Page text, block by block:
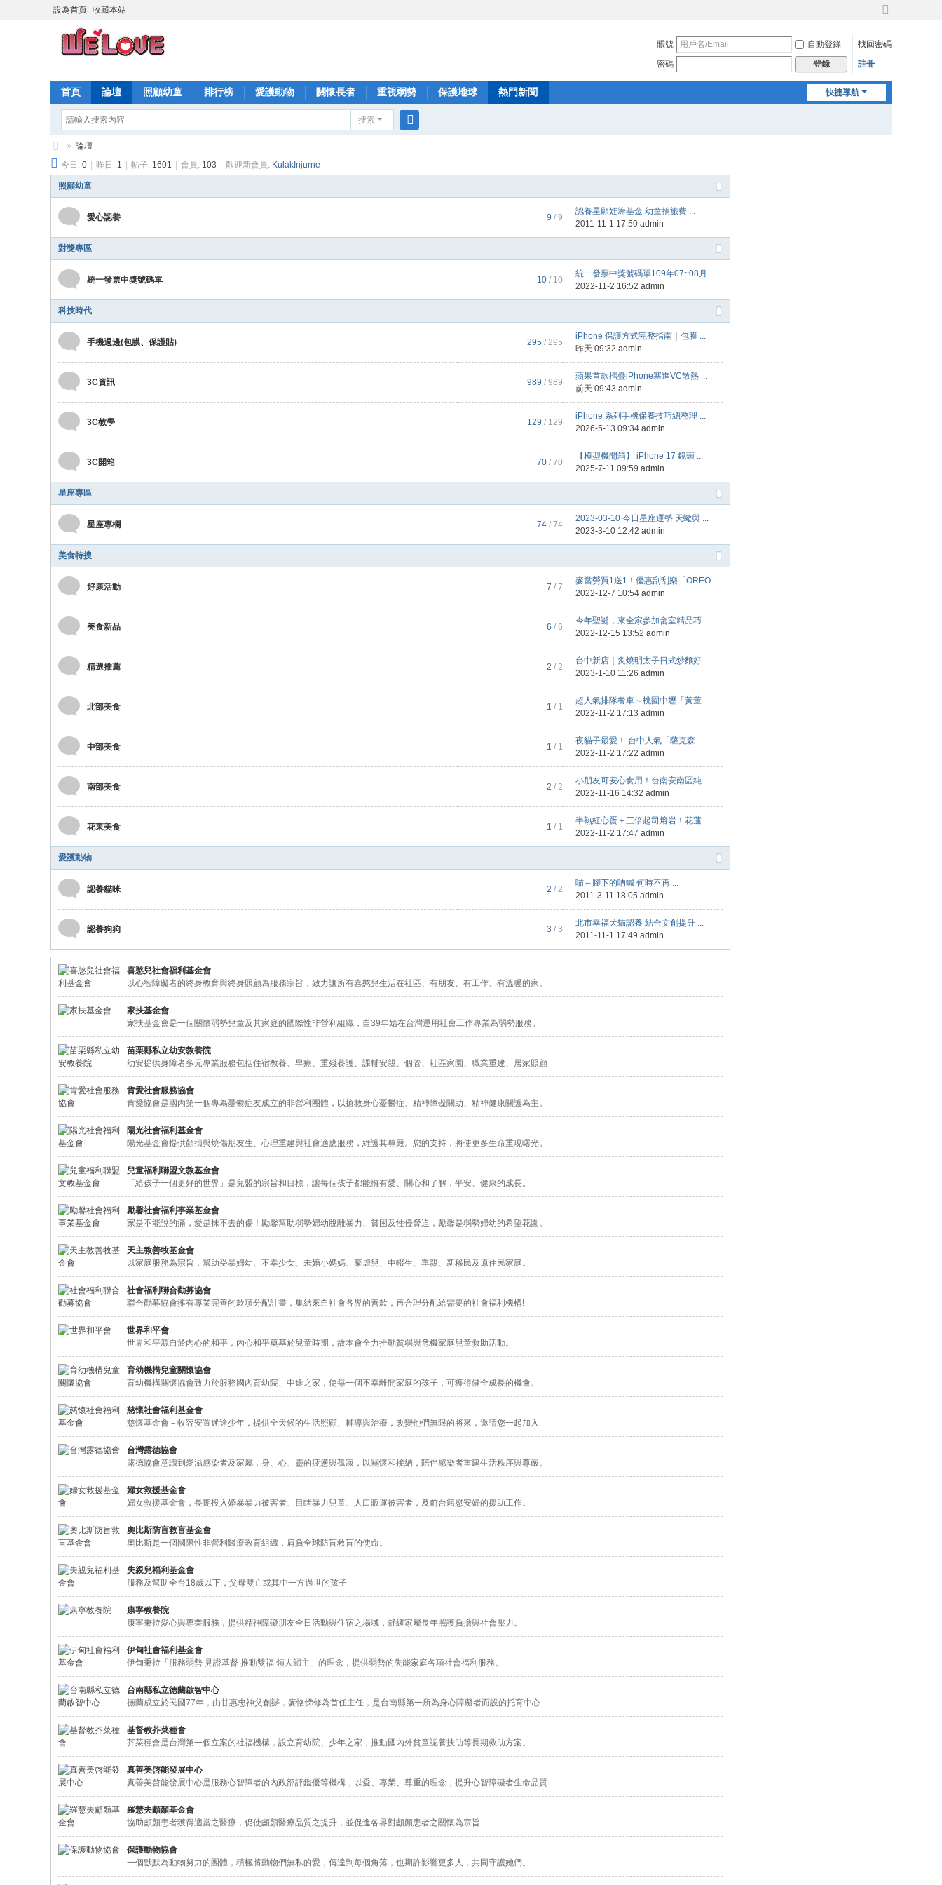
設為首頁 收藏本站
切
到
賬號 自動登錄
找回密碼
密碼
登錄 註冊
快捷導航
首頁 論壇 照顧幼童 排行榜 愛護動物 關懷長者 重視弱勢 保護地球 熱門新聞
搜索
愛
心
快
» 論壇
今日: 0 昨日: 1 帖子: 1601 會員: 103 歡迎新會員: KulakInjurne
照顧幼童
愛心認養 9 / 9
認養星願娃籌基金 幼童捐旅費 ...
2011-11-1 17:50 admin
對獎專區
統一發票中獎號碼單 10 / 10
統一發票中獎號碼單109年07~08月 ...
2022-11-2 16:52 admin
科技時代
手機週邊(包膜、保護貼) 295 / 295
iPhone 保護方式完整指南｜包膜 ...
昨天 09:32 admin
3C資訊 989 / 989
蘋果首款摺疊iPhone塞進VC散熱 ...
前天 09:43 admin
3C教學 129 / 129
iPhone 系列手機保養技巧總整理 ...
2026-5-13 09:34 admin
3C開箱 70 / 70
【模型機開箱】 iPhone 17 鏡頭 ...
2025-7-11 09:59 admin
星座專區
星座專欄 74 / 74
2023-03-10 今日星座運勢 天蠍與 ...
2023-3-10 12:42 admin
美食特搜
好康活動 7 / 7
麥當勞買1送1！優惠刮刮樂「OREO ...
2022-12-7 10:54 admin
美食新品 6 / 6
今年聖誕，來全家參加畬室精品巧 ...
2022-12-15 13:52 admin
精選推薦 2 / 2
台中新店｜炙燒明太子日式炒麵好 ...
2023-1-10 11:26 admin
北部美食 1 / 1
超人氣排隊餐車～桃園中壢「黃董 ...
2022-11-2 17:13 admin
中部美食 1 / 1
夜貓子最愛！ 台中人氣「薩克森 ...
2022-11-2 17:22 admin
南部美食 2 / 2
小朋友可安心食用！台南安南區純 ...
2022-11-16 14:32 admin
花東美食 1 / 1
半熟紅心蛋＋三倍起司熔岩！花蓮 ...
2022-11-2 17:47 admin
愛護動物
認養貓咪 2 / 2
喵～腳下的吶喊 何時不再 ...
2011-3-11 18:05 admin
認養狗狗 3 / 3
北市幸福犬貓認養 結合文創提升 ...
2011-11-1 17:49 admin
喜憨兒社會福利基金會
以心智障礙者的終身教育與終身照顧為服務宗旨，致力讓所有喜憨兒生活在社區、有朋友、有工作、有溫暖的家。
家扶基金會
家扶基金會是一個關懷弱勢兒童及其家庭的國際性非營利組織，自39年始在台灣運用社會工作專業為弱勢服務。
苗栗縣私立幼安教養院
幼安提供身障者多元專業服務包括住宿教養、早療、重殘養護、課輔安親、個管、社區家園、職業重建、居家照顧
肯愛社會服務協會
肯愛協會是國內第一個專為憂鬱症友成立的非營利團體，以搶救身心憂鬱症、精神障礙關助、精神健康關護為主。
陽光社會福利基金會
陽光基金會提供顏損與燒傷朋友生、心理重建與社會適應服務，維護其尊嚴。您的支持，將使更多生命重現曙光。
兒童福利聯盟文教基金會
「給孩子一個更好的世界」是兒盟的宗旨和目標，讓每個孩子都能擁有愛、關心和了解，平安、健康的成長。
勵馨社會福利事業基金會
家是不能說的痛，愛是抹不去的傷！勵馨幫助弱勢婦幼脫離暴力、貧困及性侵脅迫，勵馨是弱勢婦幼的希望花園。
天主教善牧基金會
以家庭服務為宗旨，幫助受暴婦幼、不幸少女、未婚小媽媽、棄虐兒、中輟生、單親、新移民及原住民家庭。
社會福利聯合勸募協會
聯合勸募協會擁有專業完善的款項分配計畫，集結來自社會各界的善款，再合理分配給需要的社會福利機構!
世界和平會
世界和平源自於內心的和平，內心和平奠基於兒童時期，故本會全力推動貧弱與危機家庭兒童救助活動。
育幼機構兒童關懷協會
育幼機構關懷協會致力於服務國內育幼院、中途之家，使每一個不幸離開家庭的孩子，可獲得健全成長的機會。
慈懷社會福利基金會
慈懷基金會－收容安置迷途少年，提供全天候的生活照顧、輔導與治療，改變他們無限的將來，邀請您一起加入
台灣露德協會
露德協會意識到愛滋感染者及家屬，身、心、靈的疲憊與孤寂，以關懷和接納，陪伴感染者重建生活秩序與尊嚴。
婦女救援基金會
婦女救援基金會，長期投入婚暴暴力被害者、目睹暴力兒童、人口販運被害者，及前台籍慰安婦的援助工作。
奧比斯防盲救盲基金會
奧比斯是一個國際性非營利醫療教育組織，肩負全球防盲救盲的使命。
失親兒福利基金會
服務及幫助全台18歲以下，父母雙亡或其中一方過世的孩子
康寧教養院
康寧秉持愛心與專業服務，提供精神障礙朋友全日活動與住宿之場域，舒緩家屬長年照護負擔與社會壓力。
伊甸社會福利基金會
伊甸秉持「服務弱勢 見證基督 推動雙福 領人歸主」的理念，提供弱勢的失能家庭各項社會福利服務。
台南縣私立德蘭啟智中心
德蘭成立於民國77年，由甘惠忠神父創辦，麥恪悌修為首任主任，是台南縣第一所為身心障礙者而設的托育中心
基督教芥菜種會
芥菜種會是台灣第一個立案的社福機構，設立育幼院、少年之家，推動國內外貧童認養扶助等長期救助方案。
真善美啓能發展中心
真善美啓能發展中心是服務心智障者的內政部評鑑優等機構，以愛、專業、尊重的理念，提升心智障礙者生命品質
羅慧夫顱顏基金會
協助顱顏患者獲得適當之醫療，促使顱顏醫療品質之提升，並促進各界對顱顏患者之關懷為宗旨
保護動物協會
一個默默為動物努力的團體，積極將動物們無私的愛，傳達到每個角落，也期許影響更多人，共同守護她們。